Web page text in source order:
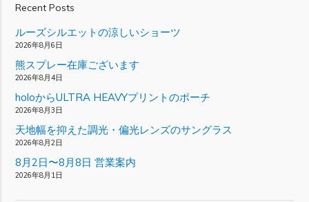
Recent Posts
ルーズシルエットの涼しいショーツ
2026年8月6日
熊スプレー在庫ございます
2026年8月4日
holoからULTRA HEAVYプリントのポーチ
2026年8月3日
天地幅を抑えた調光・偏光レンズのサングラス
2026年8月2日
8月2日〜8月8日 営業案内
2026年8月1日